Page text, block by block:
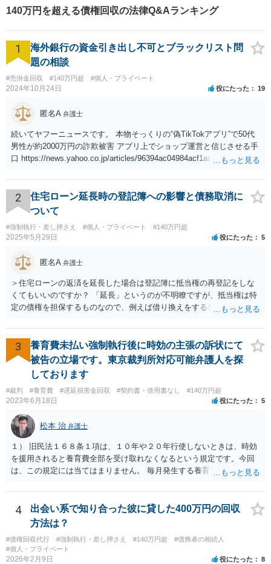
140万円を超える債権回収の法律Q&Aランキング
1
海外銀行の資金引き出し不可とブラックリスト問
題の相談
#売掛金回収 #140万円超 #個人・プライベート
2024年10月24日 役にたった 19
匿名A 弁護士
続いてヤフーニュースです。 本物そっくりの“偽TikTokアプリ”で50代
男性が約2000万円の詐欺被害 アプリ上でショップ運営と信じさせる手
口 https://news.yahoo.co.jp/articles/96394ac04984acf1acaa293f13ccf5
2
住宅ローン延長時の登記簿への影響と債務取消に
ついて
#強制執行・差し押さえ #個人・プライベート #140万円超
2025年5月29日 役にたった 5
匿名A 弁護士
＞住宅ローンの返済を延長した場合は登記簿に抵当権の再登記をしな
くてもいいのですか？ 「延長」というのが不明瞭ですが、抵当権は特
定の債権を担保するものなので、例えば借り換えをするなどしてあら
当権を付けるでしょう。そうではなく、単に返済スケジュールを変更
したということであれば、債権として同一ですからあらためて登記は
しないでしょう。 それにそもそも、抵当権の登記は、借りた時期や利
息などは記載されますが、終期については登記されません。
3
養育費未払い強制執行後に時効の主張の訴状にて
被告の立場です。東京裁判所対応可能弁護人を探
しております
#裁判 #養育費 #遅延損害金回収 #契約書・借用書なし #140万円超
2023年6月18日 役にたった 5
松本 治 弁護士
１） 旧民法１６８条１項は、１０年や２０年行使しないときは、時効
を援用されると養育費全部を受け取れなくなるという規定です。今回
は、この規定には当てはまりません。 毎月発生する養育費債権の方は
により、５年で時効にかかります。 ２） 強制執行により時効は中断
（更新）されるので、その時点で時効未完成のもののみ受け取れま
す。 ３） 請求できなくなる理由はないと思います。ただ、額としては
大きくならないとは思います。 ４） 援用が認められれば、時効が完成
していた債権は、起算日にさかのぼって消滅します（民法１４４
条）。（「強制執行債権」が何を指すかが分かりません。時効にかか
4
出会い系で知り合った彼に貸した400万円の回収
方法は？
#債権回収代行 #強制執行・差し押さえ #140万円超
#債務者の相続人
#個人・プライベート
2026年2月9日 役にたった 8